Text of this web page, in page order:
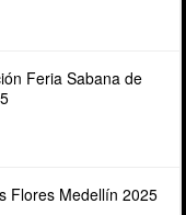
Feria Sabana de
Flores Medellín 2025